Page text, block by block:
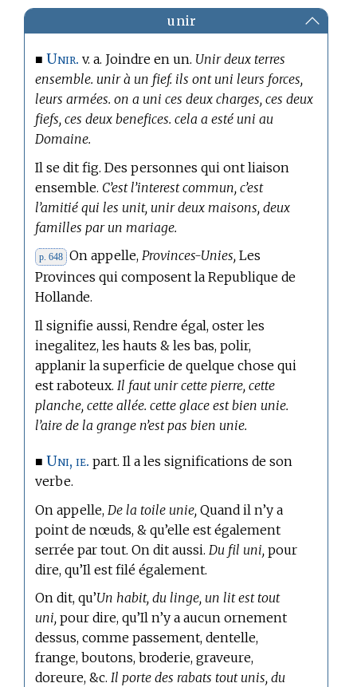
unir
■Unir. v. a. Joindre en un. Unir deux terres
ensemble. unir à un fief. ils ont uni leurs forces,
leurs armées. on a uni ces deux charges, ces deux
fiefs, ces deux benefices. cela a esté uni au
Domaine.
Il se dit fig. Des personnes qui ont liaison
ensemble. C’est l’interest commun, c’est
l’amitié qui les unit, unir deux maisons, deux
familles par un mariage.
p. 648 On appelle,Provinces-Unies, Les
Provinces qui composent la Republique de
Hollande.
Il signifie aussi, Rendre égal, oster les
inegalitez, les hauts & les bas, polir,
applanir la superficie de quelque chose qui
est raboteux.Il faut unir cette pierre, cette
planche, cette allée. cette glace est bien unie.
l’aire de la grange n’est pas bien unie.
■Uni, ie. part. Il a les significations de son
verbe.
On appelle, De la toile unie, Quand il n’y a
point de nœuds, & qu’elle est également
serrée par tout. On dit aussi. Du fil uni, pour
dire, qu’Il est filé également.
On dit, qu’Un habit, du linge, un lit est tout
uni, pour dire, qu’Il n’y a aucun ornement
dessus, comme passement, dentelle,
frange, boutons, broderie, graveure,
doreure, &c.Il porte des rabats tout unis, du